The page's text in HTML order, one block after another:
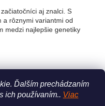
Ďalším prechádzaním
ich používaním.. Viac
aj znalci. S
a rôznymi variantmi od
medzi najlepšie genetiky
ĎALŠÍ ČLÁNOK